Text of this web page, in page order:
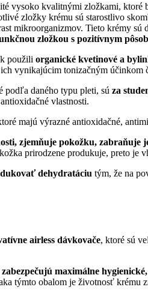
vysoko kvalitnými zložkami,
zložky krému sú starostlivo
mikroorganizmov. Tieto krémy sú
zložkou s pozitívnym
použili organické kvetinové a
vynikajúcim tonizačným
podľa daného typu pleti, sú za
vlastnosti.
majú výrazné antioxidačné,
zjemňuje pokožku, zabraňuje
prirodzene produkuje, preto
dehydratáciu tým, že na
airless dávkovače, ktoré sú
maximálne
týmto obalom je životnosť krému